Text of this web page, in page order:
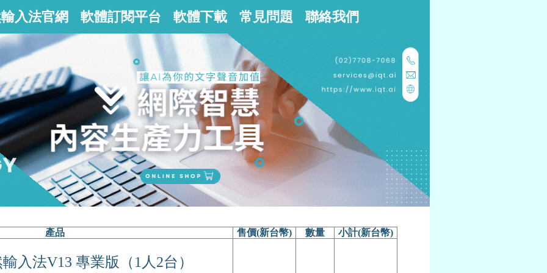
入法官網 軟體訂閱平台 軟體下載 常見問題 聯絡我們
產品 售價(新台幣) 數量 小計(新台幣)
入法V13 專業版（1人2台）